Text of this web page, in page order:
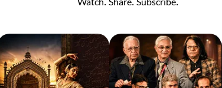
Watch. Share. Subscribe.